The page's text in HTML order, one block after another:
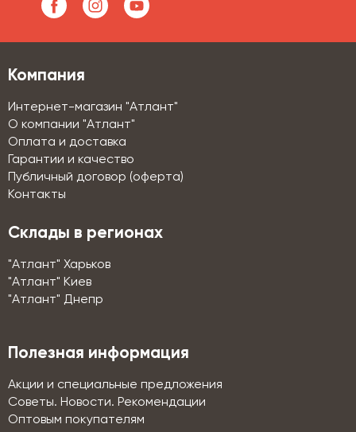
Компания
Интернет-магазин "Атлант"
О компании "Атлант"
Оплата и доставка
Гарантии и качество
Публичный договор (оферта)
Контакты
Склады в регионах
"Атлант" Харьков
"Атлант" Киев
"Атлант" Днепр
Полезная информация
Акции и специальные предложения
Советы. Новости. Рекомендации
Оптовым покупателям